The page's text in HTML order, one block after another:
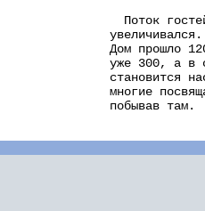
Поток
Дом прошло
уже 300, а в
становится
многие
побывав там.